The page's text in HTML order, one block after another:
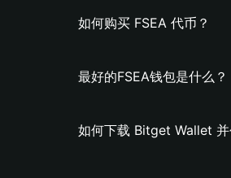
如何购买 FSEA 代币？
最好的FSEA钱包是什么？
如何下载 Bitget Wallet 并